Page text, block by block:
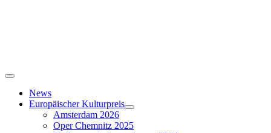
Toggle
NavigationNews
Europäischer Kulturpreis
Amsterdam 2026
Oper Chemnitz 2025